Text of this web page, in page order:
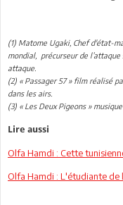
(1) Matome Ugaki, Chef d'état-
mondial, précurseur de
attaque.
(2) « Passager 57 » film réalisé
dans les airs.
(3) « Les Deux Pigeons »
Lire aussi
Olfa Hamdi : Cette
Olfa Hamdi : L'étudiante de